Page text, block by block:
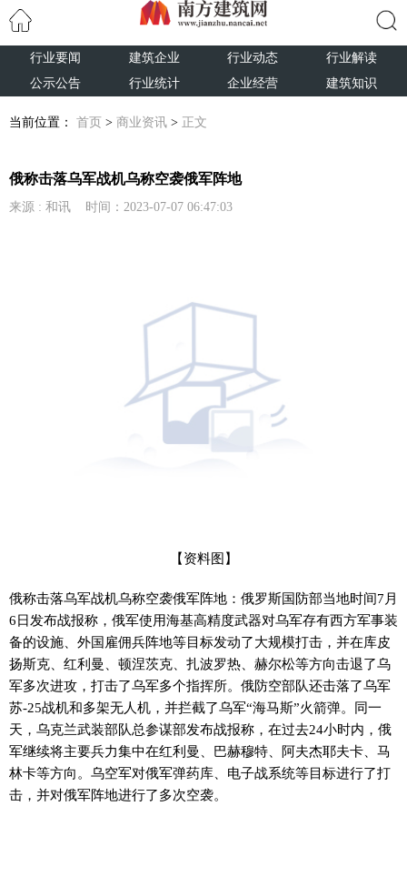
行业要闻 建筑企业 行业动态
行业解读
公示公告
行业统计 企业经营 建筑知识
当前位置： 首页 > 商业资讯 > 正文
俄称击落乌军战机乌称空袭俄军阵地
来源 : 和讯 时间：2023-07-07 06:47:03
【资料图】
俄称击落乌军战机乌称空袭俄军阵地：俄罗斯国防部当地时间7月
6日发布战报称，俄军使用海基高精度武器对乌军存有西方军事装
备的设施、外国雇佣兵阵地等目标发动了大规模打击，并在库皮
扬斯克、红利曼、顿涅茨克、扎波罗热、赫尔松等方向击退了乌
军多次进攻，打击了乌军多个指挥所。俄防空部队还击落了乌军
苏-25战机和多架无人机，并拦截了乌军“海马斯”火箭弹。同一
天，乌克兰武装部队总参谋部发布战报称，在过去24小时内，俄
军继续将主要兵力集中在红利曼、巴赫穆特、阿夫杰耶夫卡、马
林卡等方向。乌空军对俄军弹药库、电子战系统等目标进行了打
击，并对俄军阵地进行了多次空袭。